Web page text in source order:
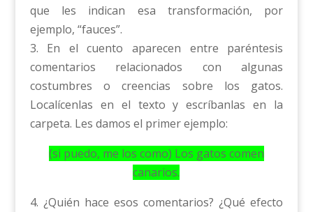
que les indican esa transformación, por
ejemplo, “fauces”.
3. En el cuento aparecen entre paréntesis
comentarios relacionados con algunas
costumbres o creencias sobre los gatos.
Localícenlas en el texto y escríbanlas en la
carpeta. Les damos el primer ejemplo:
(si puedo, me los como) Los gatos comen
canarios.
4. ¿Quién hace esos comentarios? ¿Qué efecto